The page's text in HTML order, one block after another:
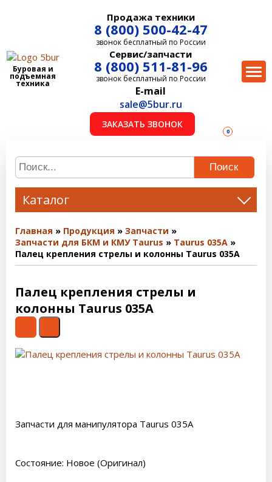
Буровая и
подъемная
техника
Продажа техники
8 (800) 500-42-47
звонок бесплатный по России
Сервис/запчасти
8 (800) 511-81-96
звонок бесплатный по России
E-mail
sale@5bur.ru
ЗАКАЗАТЬ ЗВОНОК
0
Поиск
Каталог
Главная Продукция
Запчасти
Запчасти для БКМ и КМУ Taurus
Taurus 035A
Палец крепления стрелы и колонны Taurus 035A
Палец крепления стрелы и
колонны Taurus 035A
Запчасти для манипулятора Taurus 035A
Состояние: Новое (Оригинал)